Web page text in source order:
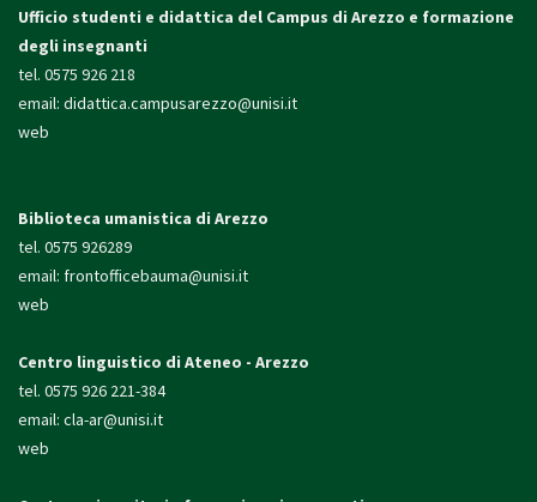
Ufficio studenti e didattica del Campus di Arezzo e formazione
degli insegnanti
tel. 0575 926 218
email: didattica.campusarezzo@unisi.it
web
Biblioteca umanistica di Arezzo
tel. 0575 926289
email: frontofficebauma@unisi.it
web
Centro linguistico di Ateneo - Arezzo
tel. 0575 926 221-384
email: cla-ar@unisi.it
web